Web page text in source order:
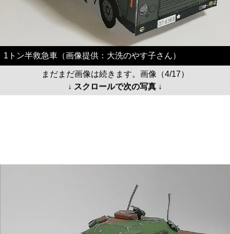
1トン半救急車（画像提供：大洗のやす子さん）
まだまだ画像は続きます。画像（4/17）
↓ スクロールで次の写真 ↓